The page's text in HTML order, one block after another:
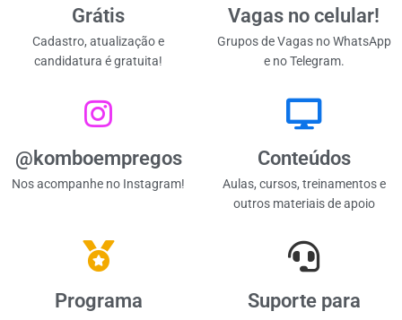
Grátis
Cadastro, atualização e
candidatura é gratuita!
Vagas no celular!
Grupos de Vagas no WhatsApp
e no Telegram.
@komboempregos
Nos acompanhe no Instagram!
Conteúdos
Aulas, cursos, treinamentos e
outros materiais de apoio
Programa
Suporte para